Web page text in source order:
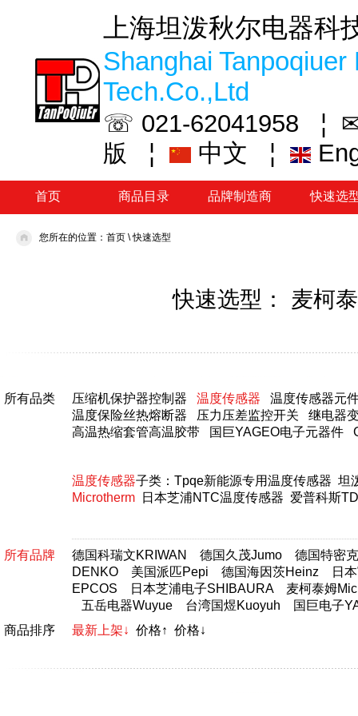
上海坦泼秋尔电器科
Shanghai
Tech.Co.,Ltd
☏ 021-62041958 ¦
版
¦ 中文 ¦
首页 商品目录 品牌制造商 快速选
您所在的位置： 首页 \快速选型
快速选型： 麦柯
所有品类 压缩机保护器控制器 温度传感器
温度传感器元
温度保险丝热熔断器
压力压差监控开关
继电器
高温热缩套管高温胶带
国巨YAGEO电子元器件
温度传感器子类： Tpqe新能源专用温度传感器 坦
Microtherm
日本芝浦NTC温度传感器 爱普科斯
所有品牌 德国科瑞文KRIWAN 德国久茂Jumo
德国特密
DENKO
美国派匹Pepi 德国海因茨Heinz
日
EPCOS
日本芝浦电子SHIBAURA
麦柯泰姆
五岳电器Wuyue
台湾国煜Kuoyuh
国巨电子
商品排序
最新上架↓ 价格↑ 价格↓